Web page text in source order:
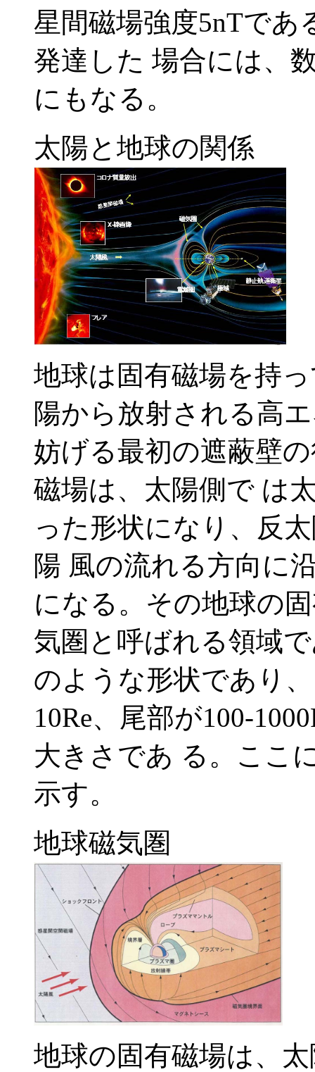
星間磁場強度5nTであ
発達した 場合には、
にもなる。
太陽と地球の関係
地球は固有磁場を持
陽から放射される高
妨げる最初の遮蔽壁
磁場は、太陽側で は
った形状になり、反
陽 風の流れる方向に
になる。その地球の
気圏と呼ばれる領域
のような形状であり
10Re、尾部が100-
大きさであ る。ここ
示す。
地球磁気圏
地球の固有磁場は、